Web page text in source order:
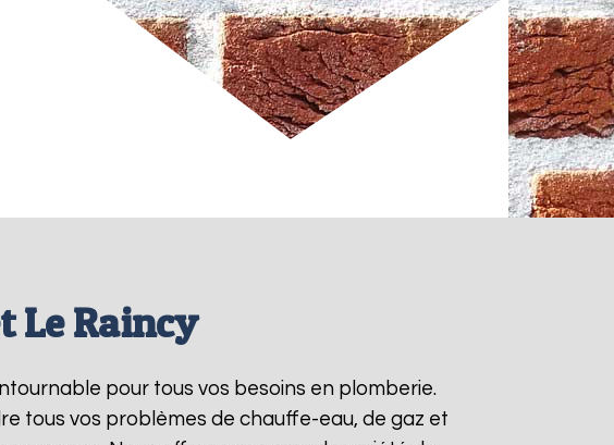
Le Raincy
pour tous vos besoins en plomberie.
tous vos problèmes de chauffe-eau, de gaz et